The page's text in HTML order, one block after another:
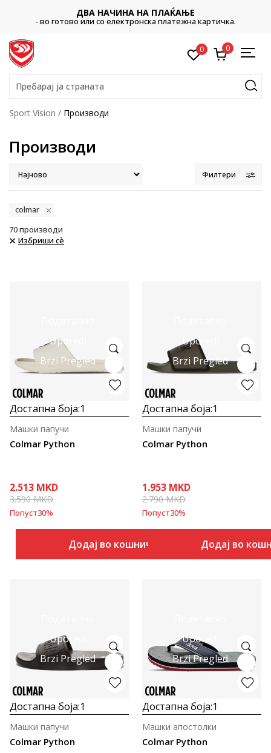
ДВА НАЧИНА НА ПЛАЌАЊЕ
- во готово или со електронска платежна картичка.
0 0
Пребарај ја страната
Sport Vision Производи
Производи
Филтери
colmar
70производи
Избриши сè
Uporedi
Brzi Pregled
Достапна боја:1
Colmar Python
Машки папучи
2.513 MKD
3.590MKD
Попуст30%
Додај во кошничка
Uporedi
Brzi Pregled
Достапна боја:1
Colmar Python
Машки папучи
1.953 MKD
2.790MKD
Попуст30%
Додај во
Uporedi
Brzi Pregled
Достапна боја:1
Colmar Python
Машки папучи
Uporedi
Brzi Pregled
Достапна боја:1
Colmar Python
Машки апостолки